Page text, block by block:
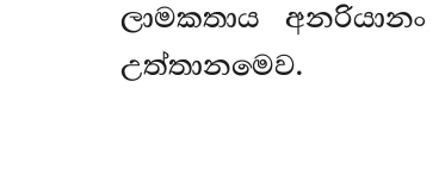
ලාමකතාය
උත්තානමෙව.